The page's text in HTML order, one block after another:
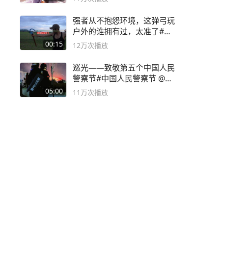
00:15
强者从不抱怨环境，这弹弓玩
户外的谁拥有过，太准了#弹
弓#户外
12万次播放
05:00
巡光——致敬第五个中国人民
警察节#中国人民警察节 @抖
音小助手
11万次播放